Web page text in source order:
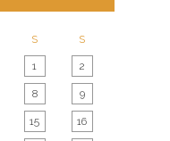
S S
1 2
8 9
15 16